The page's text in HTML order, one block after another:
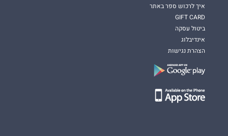
איך לרכוש ספר באתר
GIFT CARD
ביטול עסקה
אינדיבלוג
הצהרת נגישות